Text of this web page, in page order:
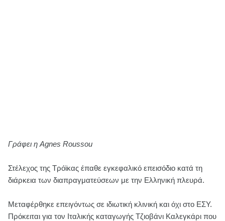
Γράφει η Agnes Roussou
Στέλεχος της Τρόϊκας έπαθε εγκεφαλικό επεισόδιο κατά τη
διάρκεια των διαπραγματεύσεων με την Ελληνική πλευρά.
Μεταφέρθηκε επειγόντως σε ιδιωτική κλινική και όχι στο ΕΣΥ.
Πρόκειται για τον Ιταλικής καταγωγής Τζιοβάνι Καλεγκάρι που